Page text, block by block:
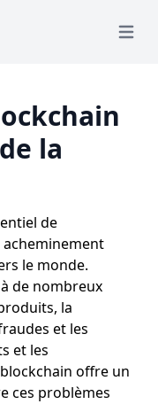
Open
la
de
le monde.
de nombreux
la
et les
et les
offre un
ces problèmes